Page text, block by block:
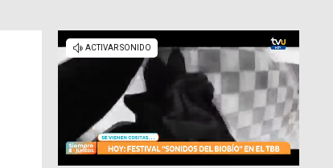
Radio UdeC
Noticias UdeC
La Discusión